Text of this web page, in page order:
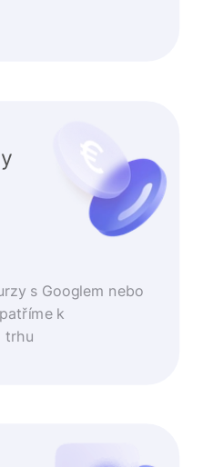
s Googlem nebo
k
trhu